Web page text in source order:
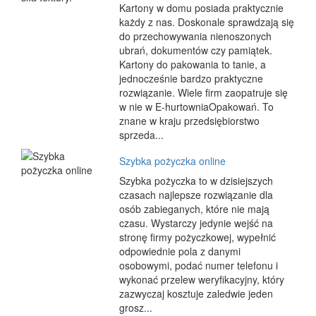
Kartony w domu posiada praktycznie
każdy z nas. Doskonale sprawdzają się
do przechowywania nienoszonych
ubrań, dokumentów czy pamiątek.
Kartony do pakowania to tanie, a
jednocześnie bardzo praktyczne
rozwiązanie. Wiele firm zaopatruje się
w nie w E-hurtowniaOpakowań. To
znane w kraju przedsiębiorstwo
sprzeda...
Szybka pożyczka online
Szybka pożyczka to w dzisiejszych
czasach najlepsze rozwiązanie dla
osób zabieganych, które nie mają
czasu. Wystarczy jedynie wejść na
stronę firmy pożyczkowej, wypełnić
odpowiednie pola z danymi
osobowymi, podać numer telefonu i
wykonać przelew weryfikacyjny, który
zazwyczaj kosztuje zaledwie jeden
grosz...